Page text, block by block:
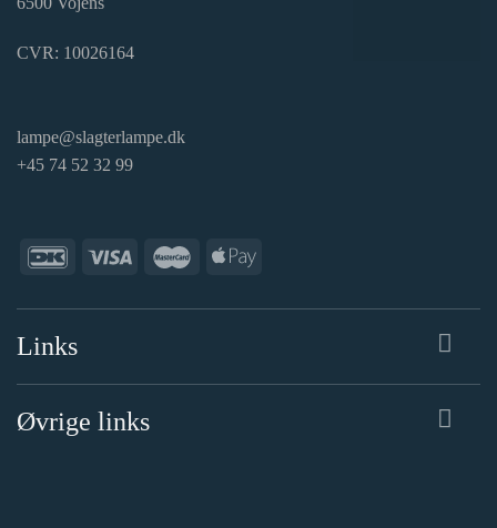
CVR: 10026164
lampe@slagterlampe.dk
+45 74 52 32 99
Links
Øvrige links